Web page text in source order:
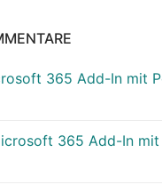
365 Add-In mit
365 Add-In mit